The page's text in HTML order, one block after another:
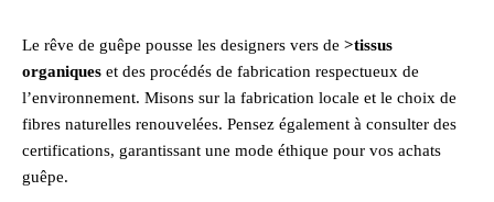
Le rêve de guêpe pousse les designers vers de >tissus
organiques et des procédés de fabrication respectueux de
l’environnement. Misons sur la fabrication locale et le choix de
fibres naturelles renouvelées. Pensez également à consulter des
certifications, garantissant une mode éthique pour vos achats
guêpe.